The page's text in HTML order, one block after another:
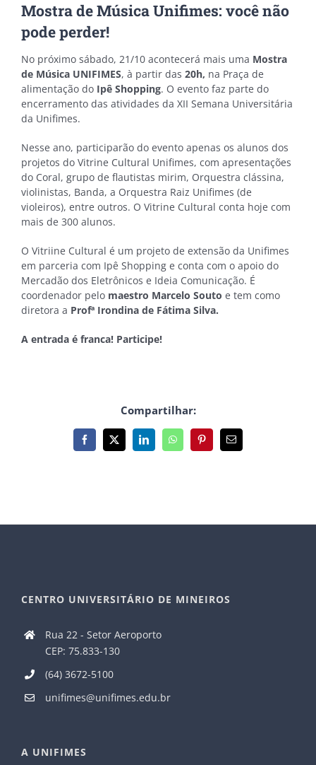
Mostra de Música Unifimes: você não
pode perder!
No próximo sábado, 21/10 acontecerá mais uma Mostra
de Música UNIFIMES, à partir das 20h, na Praça de
alimentação do Ipê Shopping. O evento faz parte do
encerramento das atividades da XII Semana Universitária
da Unifimes.
Nesse ano, participarão do evento apenas os alunos dos
projetos do Vitrine Cultural Unifimes, com apresentações
do Coral, grupo de flautistas mirim, Orquestra clássina,
violinistas, Banda, a Orquestra Raiz Unifimes (de
violeiros), entre outros. O Vitrine Cultural conta hoje com
mais de 300 alunos.
O Vitriine Cultural é um projeto de extensão da Unifimes
em parceria com Ipê Shopping e conta com o apoio do
Mercadão dos Eletrônicos e Ideia Comunicação. É
coordenador pelo maestro Marcelo Souto e tem como
diretora a Profª Irondina de Fátima Silva.
A entrada é franca! Participe!
Compartilhar:
Facebook
X LinkedInWhatsAppPinterest
E-
mail
CENTRO UNIVERSITÁRIO DE MINEIROS
Rua 22 - Setor Aeroporto
CEP: 75.833-130
(64) 3672-5100
unifimes@unifimes.edu.br
A UNIFIMES